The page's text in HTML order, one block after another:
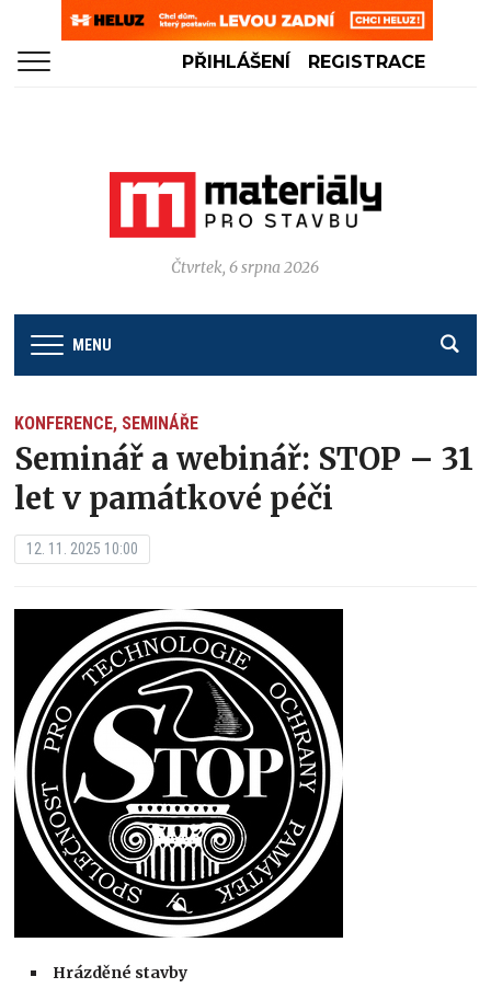
PŘIHLÁŠENÍ REGISTRACE
Čtvrtek, 6 srpna 2026
MENU
KONFERENCE, SEMINÁŘE
Seminář a webinář: STOP – 31
let v památkové péči
12. 11. 2025 10:00
Hrázděné stavby